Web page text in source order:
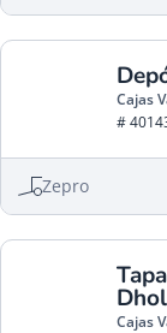
Cajas
#
Zepro
Cajas